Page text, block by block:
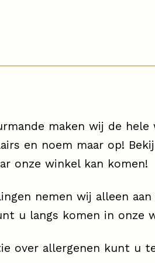
maken wij de
en noem maar op!
onze winkel kan komen!
nemen wij alleen
u langs komen in onze
over allergenen kunt u